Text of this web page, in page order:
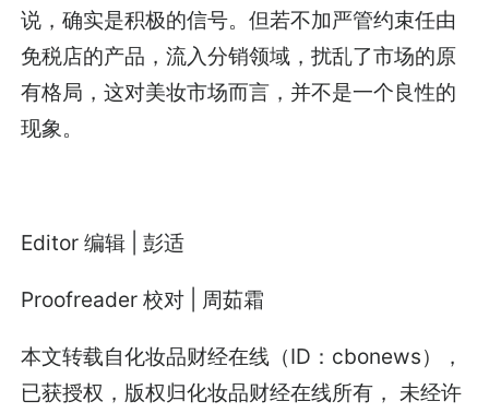
说，确实是积极的信号。但若不加严管约束任由
免税店的产品，流入分销领域，扰乱了市场的原
有格局，这对美妆市场而言，并不是一个良性的
现象。
Editor 编辑 | 彭适
Proofreader 校对 | 周茹霜
本文转载自化妆品财经在线（ID：cbonews），
已获授权，版权归化妆品财经在线所有， 未经许